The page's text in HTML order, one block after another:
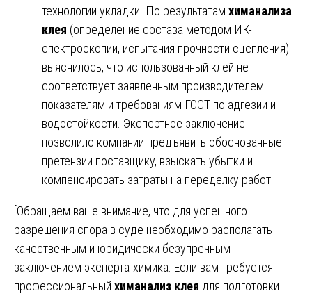
технологии укладки. По результатам химанализа
клея (определение состава методом ИК-
спектроскопии, испытания прочности сцепления)
выяснилось, что использованный клей не
соответствует заявленным производителем
показателям и требованиям ГОСТ по адгезии и
водостойкости. Экспертное заключение
позволило компании предъявить обоснованные
претензии поставщику, взыскать убытки и
компенсировать затраты на переделку работ.
[Обращаем ваше внимание, что для успешного
разрешения спора в суде необходимо располагать
качественным и юридически безупречным
заключением эксперта-химика. Если вам требуется
профессиональный химанализ клея для подготовки